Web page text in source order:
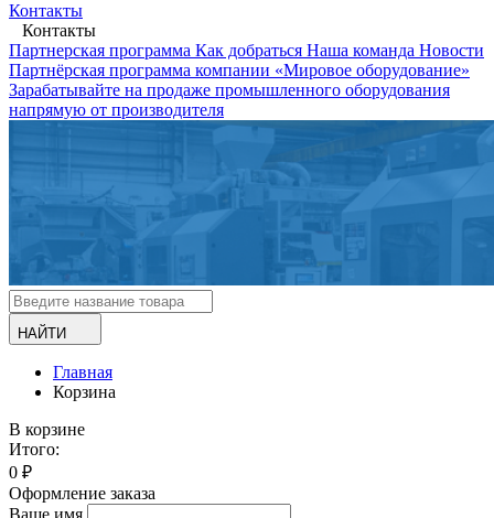
Контакты
Контакты
Партнерская программа Как добраться Наша команда Новости
Партнёрская программа компании «Мировое оборудование»
Зарабатывайте на продаже промышленного оборудования
напрямую от производителя
НАЙТИ
Главная
Корзина
В корзине
Итого:
0 ₽
Оформление заказа
Ваше имя